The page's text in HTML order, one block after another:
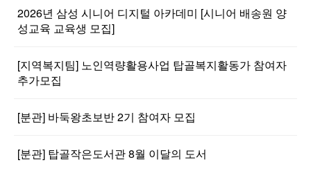
2026년 삼성 시니어 디지털 아카데미 [시니어 배송원 양
성교육 교육생 모집]
[지역복지팀] 노인역량활용사업 탑골복지활동가 참여자
추가모집
[분관] 바둑왕초보반 2기 참여자 모집
[분관] 탑골작은도서관 8월 이달의 도서